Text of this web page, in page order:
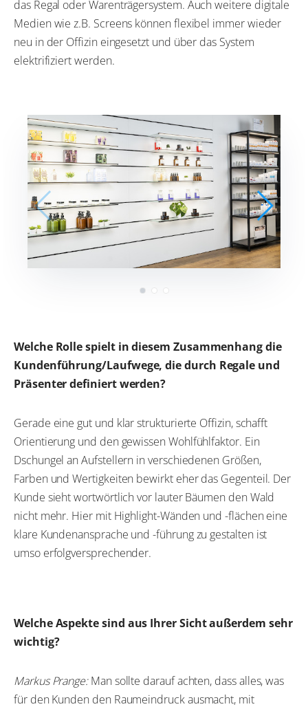
das Regal oder Warenträgersystem. Auch weitere digitale
Medien wie z.B. Screens können flexibel immer wieder
neu in der Offizin eingesetzt und über das System
elektrifiziert werden.
Welche Rolle spielt in diesem Zusammenhang die
Kundenführung/Laufwege, die durch Regale und
Präsenter definiert werden?
Gerade eine gut und klar strukturierte Offizin, schafft
Orientierung und den gewissen Wohlfühlfaktor. Ein
Dschungel an Aufstellern in verschiedenen Größen,
Farben und Wertigkeiten bewirkt eher das Gegenteil. Der
Kunde sieht wortwörtlich vor lauter Bäumen den Wald
nicht mehr. Hier mit Highlight-Wänden und -flächen eine
klare Kundenansprache und -führung zu gestalten ist
umso erfolgversprechender.
Welche Aspekte sind aus Ihrer Sicht außerdem sehr
wichtig?
Markus Prange:Man sollte darauf achten, dass alles, was
für den Kunden den Raumeindruck ausmacht, mit